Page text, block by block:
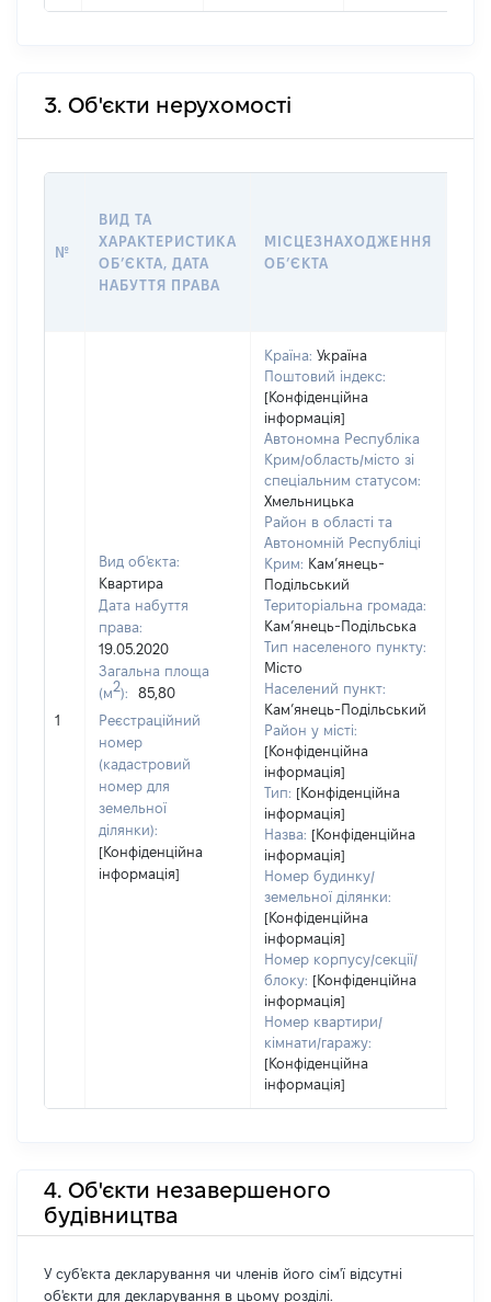
3. Об'єкти нерухомості
№
ВИД ТА
ХАРАКТЕРИСТИКА
ОБʼЄКТА, ДАТА
НАБУТТЯ ПРАВА
МІСЦЕЗНАХОДЖЕННЯ
ОБʼЄКТА
1
Вид об'єкта:
Квартира
Дата набуття
права:
19.05.2020
Загальна площа
(м2):
85,80
Реєстраційний
номер
(кадастровий
номер для
земельної
ділянки):
[Конфіденційна
інформація]
Країна: Україна
Поштовий індекс:
[Конфіденційна
інформація]
Автономна Республіка
Крим/область/місто зі
спеціальним статусом:
Хмельницька
Район в області та
Автономній Республіці
Крим: Кам’янець-
Подільський
Територіальна громада:
Кам’янець-Подільська
Тип населеного пункту:
Місто
Населений пункт:
Кам’янець-Подільський
Район у місті:
[Конфіденційна
інформація]
Тип: [Конфіденційна
інформація]
Назва: [Конфіденційна
інформація]
Номер будинку/
земельної ділянки:
[Конфіденційна
інформація]
Номер корпусу/секції/
блоку: [Конфіденційна
інформація]
Номер квартири/
кімнати/гаражу:
[Конфіденційна
інформація]
4. Об'єкти незавершеного
будівництва
У суб'єкта декларування чи членів його сім'ї відсутні
об'єкти для декларування в цьому розділі.